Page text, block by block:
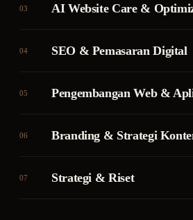
03 AI Website Care &
04 SEO & Pemasaran Digital
05 Pengembangan Web &
06 Branding & Strategi
07 Strategi & Riset